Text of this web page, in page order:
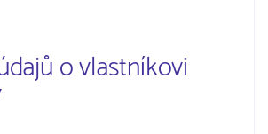
o vlastníkovi